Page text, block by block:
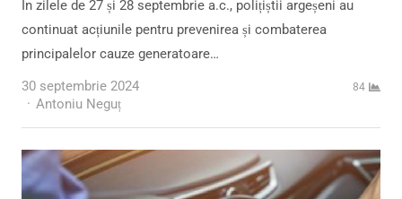
În zilele de 27 și 28 septembrie a.c., polițiștii argeșeni au
continuat acțiunile pentru prevenirea și combaterea
principalelor cauze generatoare…
30 septembrie 2024
Author
Antoniu Neguț
84